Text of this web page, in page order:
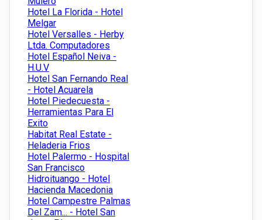
Hotel La Florida - Hotel
Melgar
Hotel Versalles - Herby
Ltda. Computadores
Hotel Español Neiva -
H.U.V
Hotel San Fernando Real
- Hotel Acuarela
Hotel Piedecuesta -
Herramientas Para El
Exito
Habitat Real Estate -
Heladeria Frios
Hotel Palermo - Hospital
San Francisco
Hidroituango - Hotel
Hacienda Macedonia
Hotel Campestre Palmas
Del Zam... - Hotel San